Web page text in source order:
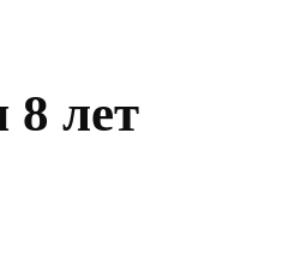
8 лет